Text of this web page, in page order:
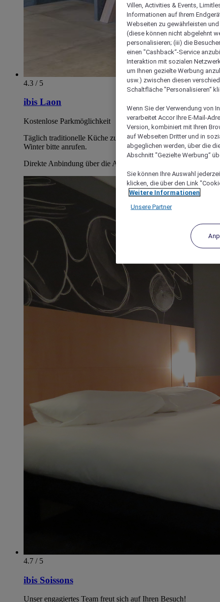
4.3 / 5
ibis Laon
Kostenlose Parkmöglichkeit
Täglich traditionelle Küche zum Mittag- und Abendessen. Im
Winter bitte anrufen.
Direkte Anbindung über die Autobahn A26
4.7 / 5
ibis Soissons
Unser engagiertes Team freut sich auf Ihren Besuch!
Villen, Activities & Events,
Informationen auf Ihrem
Webseiten zu gewährleisten
(diese können nicht abgelehnt
personalisieren; (iii) die
einen "Cashback“-Service
Interaktion mit sozialen
um Ihnen gezielte Werbung
usw.) zwischen diesen
Schaltfläche "Personalisieren“
Wenn Sie der Verwendung von
verarbeitet Accor Ihre E-Mail-
Version, kombiniert mit Ihren
auf Webseiten Dritter und in
abgeglichen werden, über die
Abschnitt "Gezielte Werbung“
Sie können Ihre Auswahl
klicken, die über den Link
Weitere Informationen
Unsere Partner